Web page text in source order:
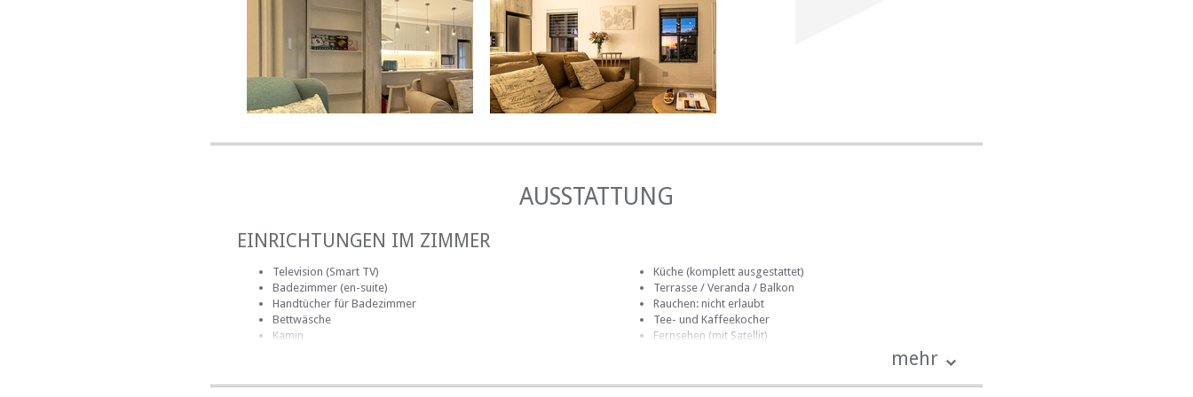
AUSSTATTUNG
EINRICHTUNGEN IM ZIMMER
Television (Smart TV)
Badezimmer (en-suite)
Handtücher für Badezimmer
Bettwäsche
Kamin
Küche (komplett ausgestattet)
Terrasse / Veranda / Balkon
Rauchen: nicht erlaubt
Tee- und Kaffeekocher
Fernsehen (mit Satellit)
mehr